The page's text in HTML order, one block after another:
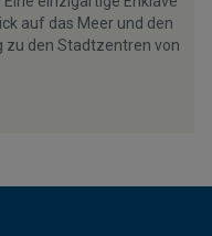
auf das Meer und den
zu den Stadtzentren von